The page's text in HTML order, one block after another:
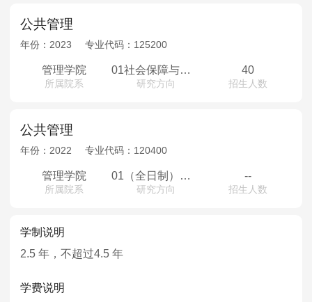
公共管理
年份： 2023 专业代码： 125200
管理学院
所属院系
01社会保障与健康管理；02基层政府管理与创新；03城乡基层社会治理
研究方向
40
招生人数
公共管理
年份： 2022 专业代码： 120400
管理学院
所属院系
01（全日制）社会保障02（全日制）行政管理03（全日制）教育经济与管理04（全日制）现代城市社会治理
研究方向
--
招生人数
学制说明
2.5 年，不超过4.5 年
学费说明